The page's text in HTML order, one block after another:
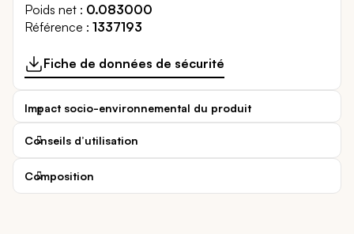
Poids net
0.083000
Référence
1337193
Fiche de données de sécurité
Impact socio-environnemental du produit
Conseils d’utilisation
Composition